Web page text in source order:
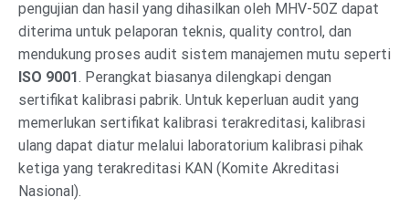
pengujian dan hasil yang dihasilkan oleh MHV-50Z dapat
diterima untuk pelaporan teknis, quality control, dan
mendukung proses audit sistem manajemen mutu seperti
ISO 9001. Perangkat biasanya dilengkapi dengan
sertifikat kalibrasi pabrik. Untuk keperluan audit yang
memerlukan sertifikat kalibrasi terakreditasi, kalibrasi
ulang dapat diatur melalui laboratorium kalibrasi pihak
ketiga yang terakreditasi KAN (Komite Akreditasi
Nasional).